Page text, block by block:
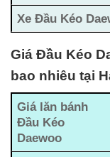
Xe Đầu Kéo
Giá Đầu Kéo
bao nhiêu tại
Giá lăn bánh
Đầu Kéo
Daewoo